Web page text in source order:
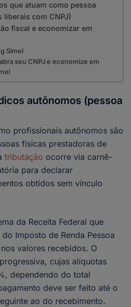
que atuam como pessoa
com CNPJ)
fiscal e economizar em
Simel
seu CNPJ e economize em
autônomos (pessoa
profissionais autônomos são
físicas prestadoras de
tributação ocorre via carnê-
para declarar
obtidos sem vínculo
da Receita Federal que
Imposto de Renda Pessoa
valores recebidos. O
cujas alíquotas
dependendo do total
deve ser feito até o
ao do recebimento.